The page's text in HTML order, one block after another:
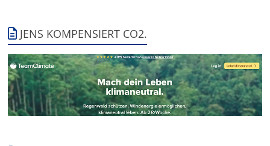
JENS KOMPENSIERT CO2.